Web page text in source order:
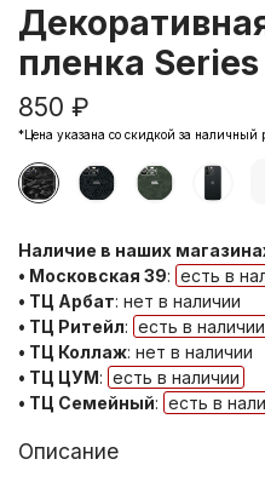
пленка
850 ₽
*Цена указана со скидкой за наличный
Наличие в наших
• Московская 39: есть в
• ТЦ Арбат: нет в наличии
• ТЦ Ритейл: есть в наличии
• ТЦ Коллаж: нет в наличии
• ТЦ ЦУМ: есть в наличии
• ТЦ Семейный: есть в
Описание